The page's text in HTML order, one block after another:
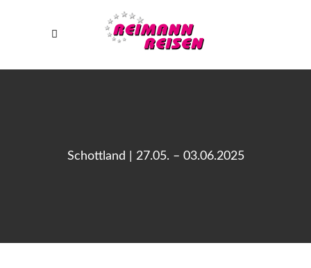
Schottland | 27.05. – 03.06.2025